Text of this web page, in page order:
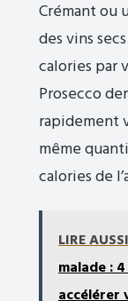
Crémant ou
des vins
calories par
Prosecco
rapidement
même
calories de
LIRE AUSSI
malade :
accélérer